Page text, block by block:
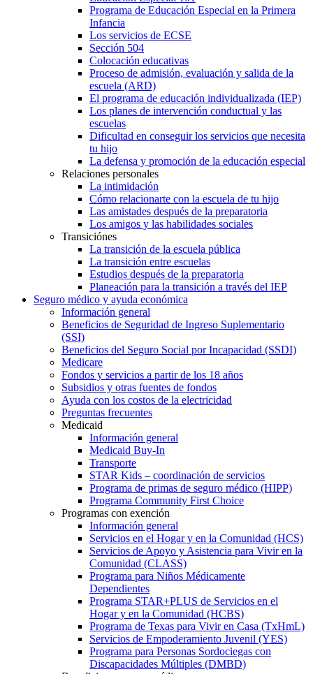
Programa de Educación Especial en la Primera
Infancia
Los servicios de ECSE
Sección 504
Colocación educativas
Proceso de admisión, evaluación y salida de la
escuela (ARD)
El programa de educación individualizada (IEP)
Los planes de intervención conductual y las
escuelas
Dificultad en conseguir los servicios que necesita
tu hijo
La defensa y promoción de la educación especial
Relaciones personales
La intimidación
Cómo relacionarte con la escuela de tu hijo
Las amistades después de la preparatoria
Los amigos y las habilidades sociales
Transiciónes
La transición de la escuela pública
La transición entre escuelas
Estudios después de la preparatoria
Planeación para la transición a través del IEP
Seguro médico y ayuda económica
Información general
Beneficios de Seguridad de Ingreso Suplementario
(SSI)
Beneficios del Seguro Social por Incapacidad (SSDI)
Medicare
Fondos y servicios a partir de los 18 años
Subsidios y otras fuentes de fondos
Ayuda con los costos de la electricidad
Preguntas frecuentes
Medicaid
Información general
Medicaid Buy-In
Transporte
STAR Kids – coordinación de servicios
Programa de primas de seguro médico (HIPP)
Programa Community First Choice
Programas con exención
Información general
Servicios en el Hogar y en la Comunidad (HCS)
Servicios de Apoyo y Asistencia para Vivir en la
Comunidad (CLASS)
Programa para Niños Médicamente
Dependientes
Programa STAR+PLUS de Servicios en el
Hogar y en la Comunidad (HCBS)
Programa de Texas para Vivir en Casa (TxHmL)
Servicios de Empoderamiento Juvenil (YES)
Programa para Personas Sordociegas con
Discapacidades Múltiples (DMBD)